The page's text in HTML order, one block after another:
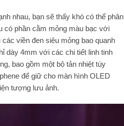
nhau, bạn sẽ thấy khó có thể phân
có phần cằm mỏng màu bạc với
viền đen siêu mỏng bao quanh
dày 4mm với các chi tiết linh tinh
bao gồm một bộ tản nhiệt tùy
để giữ cho màn hình OLED
tượng lưu ảnh.